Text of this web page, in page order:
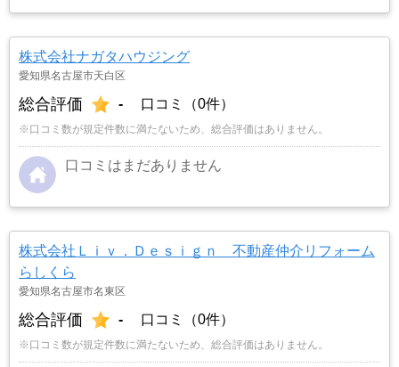
株式会社ナガタハウジング
愛知県名古屋市天白区
総合評価 - 口コミ（0件）
※口コミ数が規定件数に満たないため、総合評価はありません。
口コミはまだありません
株式会社Ｌｉｖ．Ｄｅｓｉｇｎ 不動産仲介リフォーム
らしくら
愛知県名古屋市名東区
総合評価 - 口コミ（0件）
※口コミ数が規定件数に満たないため、総合評価はありません。